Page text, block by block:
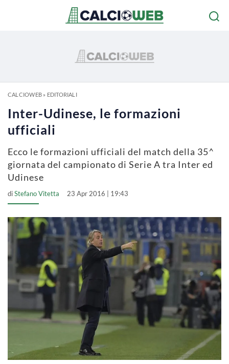
CALCIOWEB» EDITORIALI
Inter-Udinese, le formazioni
ufficiali
Ecco le formazioni ufficiali del match della 35^
giornata del campionato di Serie A tra Inter ed
Udinese
diStefano Vitetta 23 Apr 2016 | 19:43